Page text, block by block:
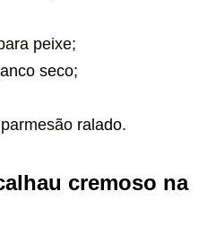
peixe;
seco;
parmesão ralado.
cremoso na